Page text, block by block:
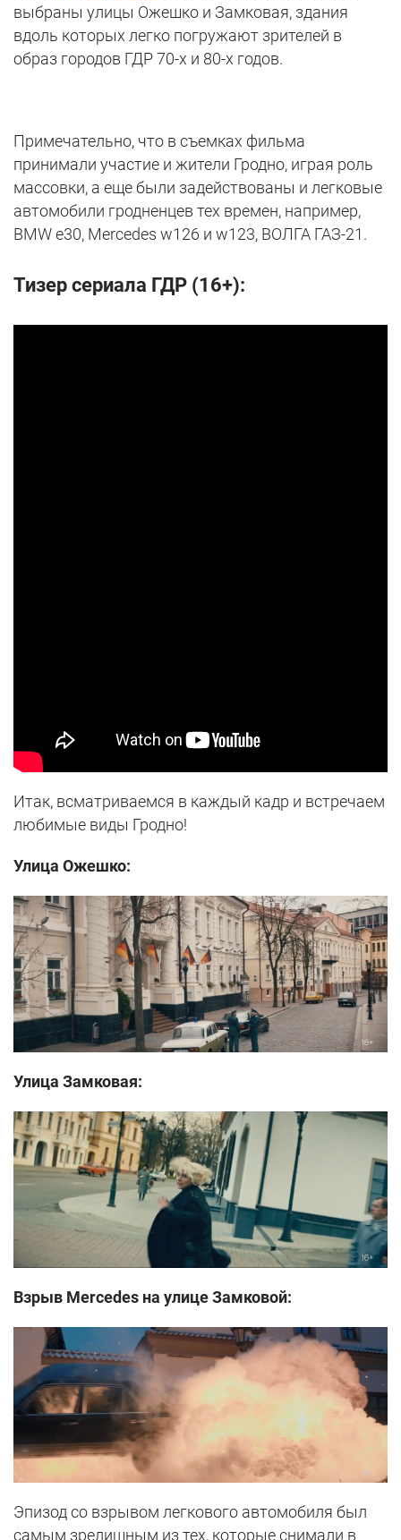
выбраны улицы Ожешко и Замковая, здания
вдоль которых легко погружают зрителей в
образ городов ГДР 70-х и 80-х годов.
Примечательно, что в съемках фильма
принимали участие и жители Гродно, играя роль
массовки, а еще были задействованы и легковые
автомобили гродненцев тех времен, например,
BMW e30, Mercedes w126 и w123, ВОЛГА ГАЗ-21.
Тизер сериала ГДР (16+):
Итак, всматриваемся в каждый кадр и встречаем
любимые виды Гродно!
Улица Ожешко:
Улица Замковая:
Взрыв Mercedes на улице Замковой:
Эпизод со взрывом легкового автомобиля был
самым зрелищным из тех, которые снимали в